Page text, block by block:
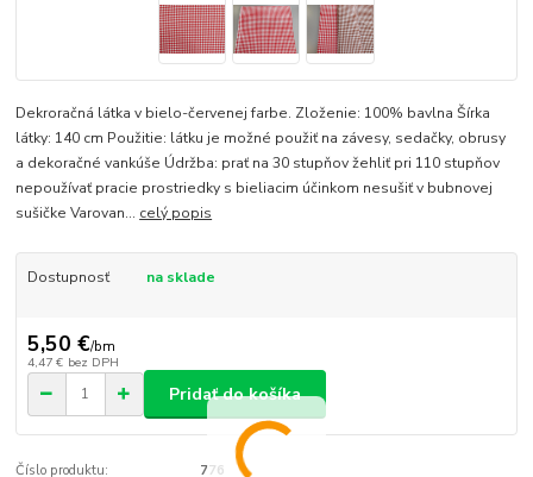
Dekroračná látka v bielo-červenej farbe. Zloženie: 100% bavlna Šírka
látky: 140 cm Použitie: látku je možné použiť na závesy, sedačky, obrusy
a dekoračné vankúše Údržba: prať na 30 stupňov žehliť pri 110 stupňov
nepoužívať pracie prostriedky s bieliacim účinkom nesušiť v bubnovej
sušičke Varovan... celý popis
Dostupnosť na sklade
5,50 €/bm
4,47 € bez DPH
Pridať do košíka
Číslo produktu: 776